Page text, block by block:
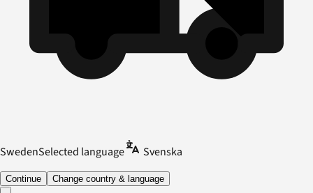
SwedenSelected language Svenska
Continue Change country & language